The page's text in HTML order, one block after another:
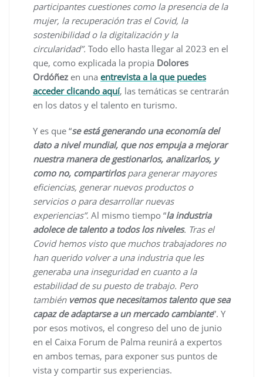
participantes cuestiones como la presencia de la
mujer, la recuperación tras el Covid, la
sostenibilidad o la digitalización y la
circularidad”. Todo ello hasta llegar al 2023 en el
que, como explicada la propia Dolores
Ordóñez en una entrevista a la que puedes
acceder clicando aquí, las temáticas se centrarán
en los datos y el talento en turismo.
Y es que “se está generando una economía del
dato a nivel mundial, que nos empuja a mejorar
nuestra manera de gestionarlos, analizarlos, y
como no, compartirlospara generar mayores
eficiencias, generar nuevos productos o
servicios o para desarrollar nuevas
experiencias”. Al mismo tiempo “la industria
adolece de talento a todos los niveles. Tras el
Covid hemos visto que muchos trabajadores no
han querido volver a una industria que les
generaba una inseguridad en cuanto a la
estabilidad de su puesto de trabajo. Pero
tambiénvemos que necesitamos talento que sea
capaz de adaptarse a un mercado cambiante”. Y
por esos motivos, el congreso del uno de junio
en el Caixa Forum de Palma reunirá a expertos
en ambos temas, para exponer sus puntos de
vista y compartir sus experiencias.